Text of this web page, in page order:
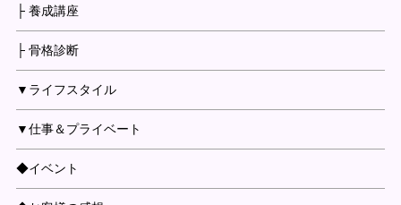
├ 養成講座
├ 骨格診断
▼ライフスタイル
▼仕事＆プライベート
◆イベント